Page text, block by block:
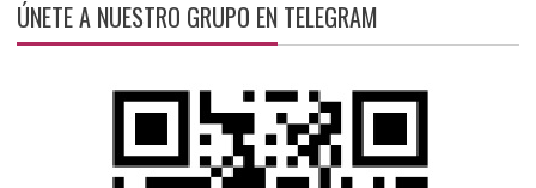
ÚNETE A NUESTRO GRUPO EN TELEGRAM